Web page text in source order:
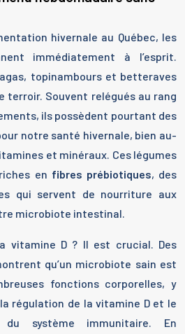
hivernale au Québec, les
immédiatement à l’esprit.
topinambours et betteraves
terroir. Souvent relégués au rang
ils possèdent pourtant des
notre santé hivernale, bien au-
et minéraux. Ces légumes
en fibres prébiotiques, des
qui servent de nourriture aux
microbiote intestinal.
vitamine D ? Il est crucial. Des
qu’un microbiote sain est
fonctions corporelles, y
régulation de la vitamine D et le
du système immunitaire. En